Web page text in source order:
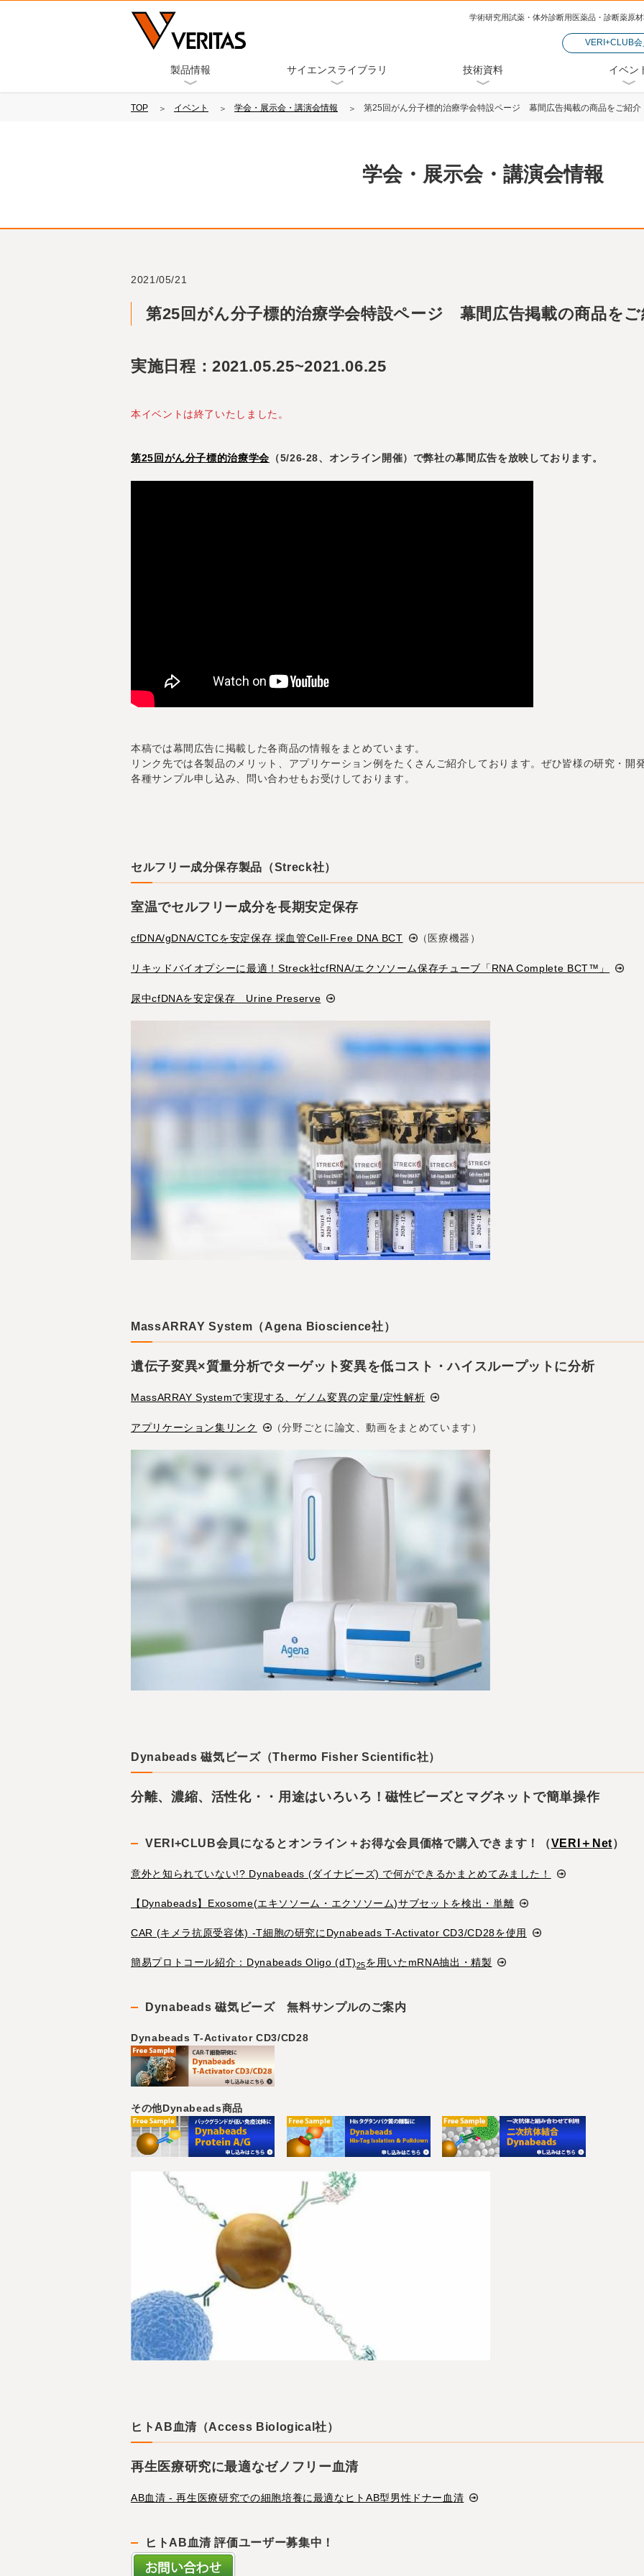
学術研究用試薬・体外診断用医薬品・診断薬原
VERI+CLUB
製品情報 サイエンスライブラリ 技術資料 イベン
TOP イベント 学会・展示会・講演会情報 第25回がん分子標的治療学会特設ページ 幕間広告掲載の商品をご紹介
学会・展示会・講演会情報
2021/05/21
第25回がん分子標的治療学会特設ページ 幕間広告掲載の商品をご
実施日程：2021.05.25~2021.06.25
本イベントは終了いたしました。
第25回がん分子標的治療学会 （5/26-28、オンライン開催）で弊社の幕間広告を放映しております。
本稿では幕間広告に掲載した各商品の情報をまとめています。
リンク先では各製品のメリット、アプリケーション例をたくさんご紹介しております。ぜひ皆様の研究・開
各種サンプル申し込み、問い合わせもお受けしております。
セルフリー成分保存製品（Streck社）
室温でセルフリー成分を長期安定保存
cfDNA/gDNA/CTCを安定保存 採血管Cell-Free DNA BCT （医療機器）
リキッドバイオプシーに最適！Streck社cfRNA/エクソソーム保存チューブ「RNA Complete BCT™」
尿中cfDNAを安定保存 Urine Preserve
MassARRAY System（Agena Bioscience社）
遺伝子変異×質量分析でターゲット変異を低コスト・ハイスループットに分析
MassARRAY Systemで実現する、ゲノム変異の定量/定性解析
アプリケーション集リンク （分野ごとに論文、動画をまとめています）
Dynabeads 磁気ビーズ（Thermo Fisher Scientific社）
分離、濃縮、活性化・・用途はいろいろ！磁性ビーズとマグネットで簡単操作
VERI+CLUB会員になるとオンライン＋お得な会員価格で購入できます！（VERI＋Net）
意外と知られていない!? Dynabeads (ダイナビーズ) で何ができるかまとめてみました！
【Dynabeads】Exosome(エキソソーム・エクソソーム)サブセットを検出・単離
CAR (キメラ抗原受容体) -T細胞の研究にDynabeads T-Activator CD3/CD28を使用
簡易プロトコール紹介：Dynabeads Oligo (dT)25を用いたmRNA抽出・精製
Dynabeads 磁気ビーズ 無料サンプルのご案内
Dynabeads T-Activator CD3/CD28
その他Dynabeads商品
ヒトAB血清（Access Biological社）
再生医療研究に最適なゼノフリー血清
AB血清 - 再生医療研究での細胞培養に最適なヒトAB型男性ドナー血清
ヒトAB血清 評価ユーザー募集中！